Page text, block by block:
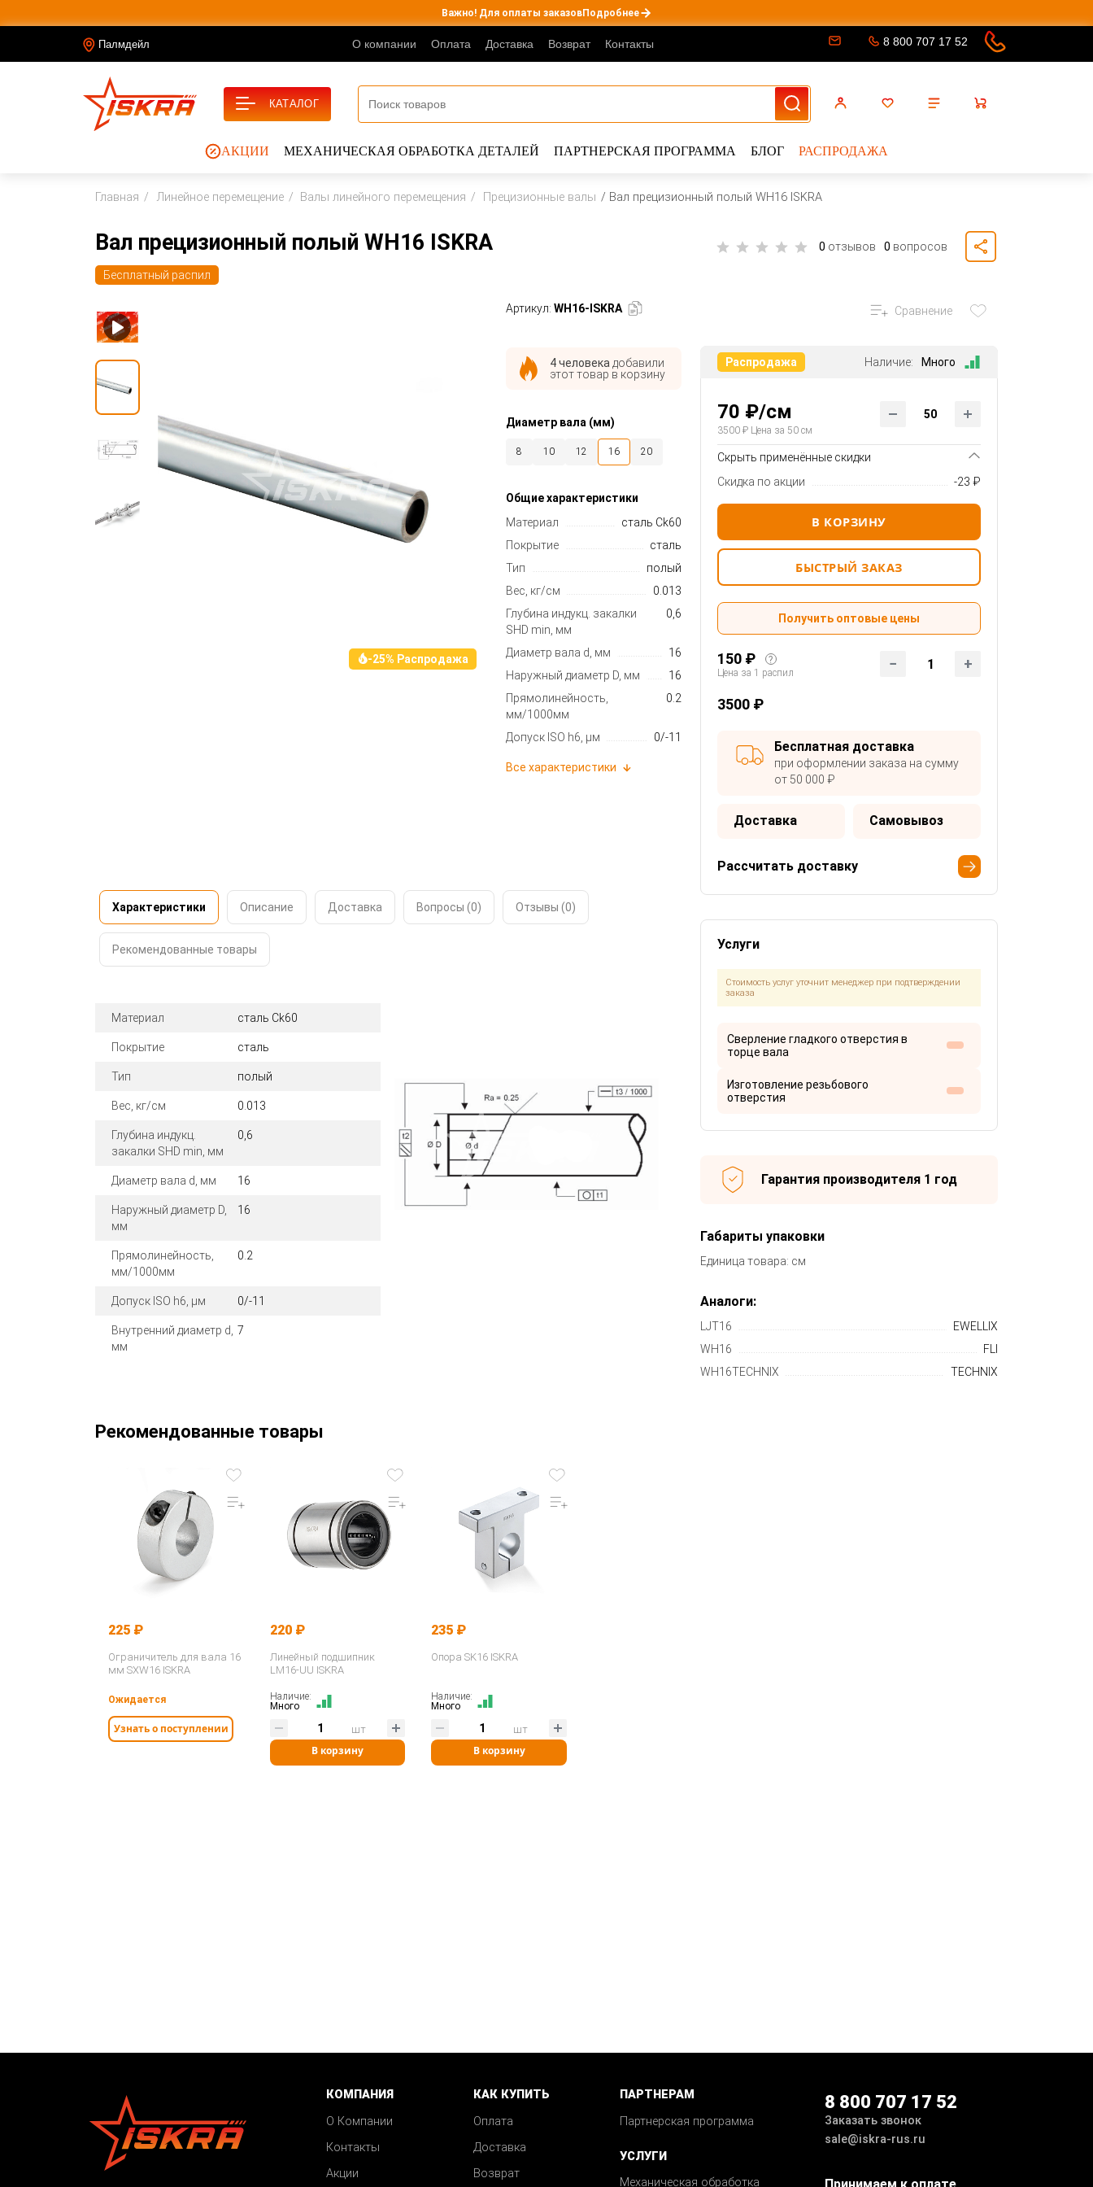
Важно! Для оплаты заказовПодробнее
Палмдейл О компании Оплата Доставка Возврат Контакты 8 800 707 17 52
АКЦИИ МЕХАНИЧЕСКАЯ ОБРАБОТКА ДЕТАЛЕЙ ПАРТНЕРСКАЯ ПРОГРАММА БЛОГ РАСПРОДАЖА
КАТАЛОГ
Главная Линейное перемещение Валы линейного перемещения Прецизионные валы Вал прецизионный полый WH16 ISKRA
Вал прецизионный полый WH16 ISKRA 0 отзывов 0 вопросов
Бесплатный распил
-25% Распродажа
Артикул: WH16-ISKRA
4 человека добавили
этот товар в корзину
Диаметр вала (мм)
8 10 12 16 20
Общие характеристики
Материал
сталь Ck60
Покрытие
сталь
Тип
полый
Вес, кг/см
0.013
Глубина индукц. закалки
SHD min, мм
0,6
Диаметр вала d, мм
16
Наружный диаметр D, мм
16
Прямолинейность,
мм/1000мм
0.2
Допуск ISO h6, μм 0/-11
Все характеристики
Характеристики Описание Доставка Вопросы (0) Отзывы (0)
Рекомендованные товары
Материал сталь Ck60
Покрытие сталь
Тип полый
Вес, кг/см 0.013
Глубина индукц.
закалки SHD min, мм
0,6
Диаметр вала d, мм 16
Наружный диаметр D,
мм
16
Прямолинейность,
мм/1000мм
0.2
Допуск ISO h6, μм 0/-11
Внутренний диаметр d,
мм
7
Сравнение
Распродажа Наличие: Много
70 ₽/см
3500 ₽ Цена за 50 см
Скрыть применённые скидки
Скидка по акции
-23 ₽
В КОРЗИНУ
БЫСТРЫЙ ЗАКАЗ
Получить оптовые цены
150 ₽
?
Цена за 1 распил
1
3500 ₽
Бесплатная доставка
при оформлении заказа на сумму
от 50 000 ₽
Доставка Самовывоз
Рассчитать доставку
Услуги
Стоимость услуг уточнит менеджер при подтверждении
заказа
Сверление гладкого отверстия в
торце вала
Изготовление резьбового
отверстия
Гарантия производителя 1 год
Габариты упаковки
Единица товара: см
Аналоги:
LJT16
EWELLIX
WH16
FLI
WH16TECHNIX
TECHNIX
Рекомендованные товары
225 ₽
Ограничитель для вала 16
мм SXW16 ISKRA
Ожидается
Узнать о поступлении
220 ₽
Линейный подшипник
LM16-UU ISKRA
Наличие:
Много
В корзину
шт
235 ₽
Опора SK16 ISKRA
Наличие:
Много
В корзину
шт
КОМПАНИЯ
О Компании
Контакты
Акции
КАК КУПИТЬ
Оплата
Доставка
Возврат
ПАРТНЕРАМ
Партнерская программа
УСЛУГИ
Механическая обработка
8 800 707 17 52
Заказать звонок
sale@iskra-rus.ru